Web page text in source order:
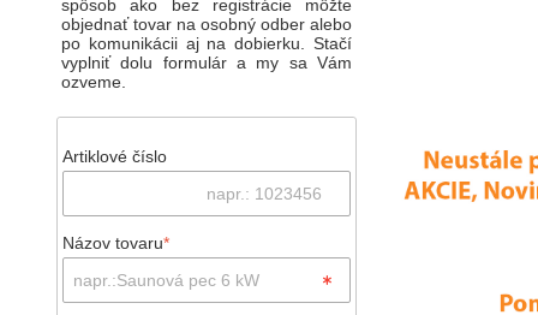
spôsob ako bez registrácie môžte
objednať tovar na osobný odber alebo
po komunikácii aj na dobierku. Stačí
vyplniť dolu formulár a my sa Vám
ozveme.
Artiklové číslo
Názov tovaru*